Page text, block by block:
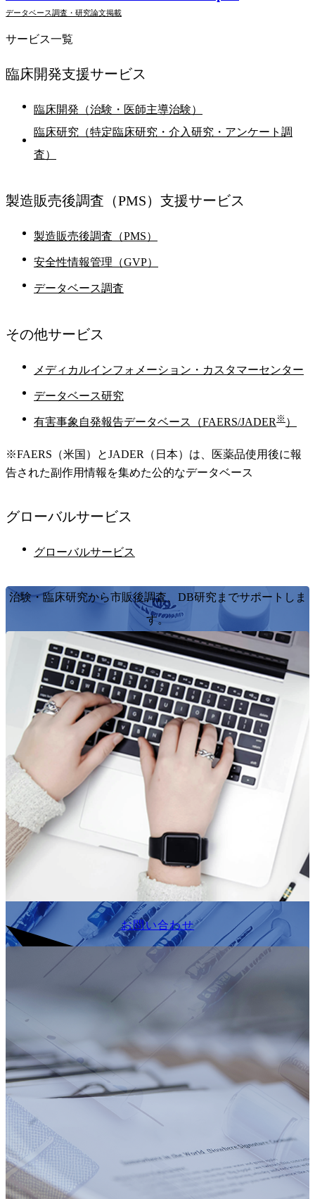
データベース調査・研究論文掲載
サービス一覧
臨床開発支援サービス
臨床開発（治験・医師主導治験）
臨床研究（特定臨床研究・介入研究・アンケート調
査）
製造販売後調査 （PMS）支援サービス
製造販売後調査（PMS）
安全性情報管理（GVP）
データベース調査
その他サービス
メディカルインフォメーション・カスタマーセンター
データベース研究
有害事象自発報告データベース（FAERS/JADER※ ）
※FAERS（米国）とJADER（日本）は、医薬品使用後に報
告された副作用情報を集めた公的なデータベース
グローバルサービス
グローバルサービス
治験・臨床研究から市販後調査、DB研究までサポートしま
す。
お問い合わせ